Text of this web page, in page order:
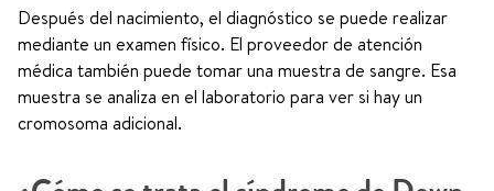
Después del nacimiento, el diagnóstico se puede realizar
mediante un examen físico. El proveedor de atención
médica también puede tomar una muestra de sangre. Esa
muestra se analiza en el laboratorio para ver si hay un
cromosoma adicional.